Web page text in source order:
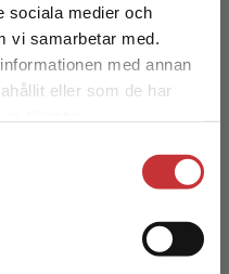
sociala medier och
vi samarbetar med.
med annan
eller som de har
utanför Sverige.
utanför Sverige. För